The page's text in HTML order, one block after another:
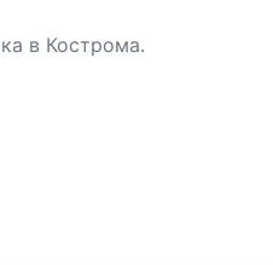
в Кострома.